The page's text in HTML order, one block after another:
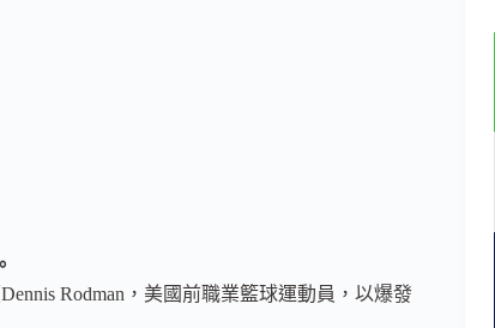
Rodman，美國前職業籃球運動員，以爆發